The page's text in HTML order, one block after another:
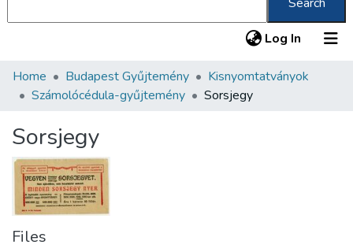
Log In (current)
Communities & Collections
Statistics
About us
Home Budapest Gyűjtemény
Kisnyomtatványok
Számolócédula-gyűjtemény
Sorsjegy
Sorsjegy
Files